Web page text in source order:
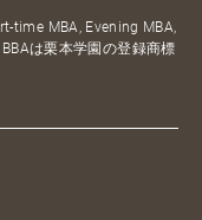
time MBA, Evening MBA,
は栗本学園の登録商標